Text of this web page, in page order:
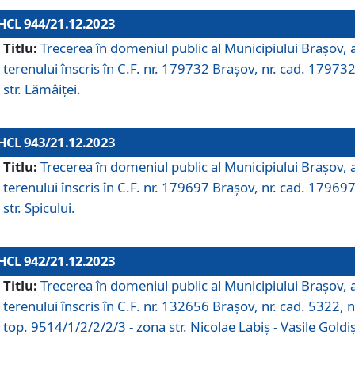
944/21.12.2023
Titlu: Trecerea în domeniul public al Municipiului Braşov,
terenului înscris în C.F. nr. 179732 Brașov, nr. cad.
str. Lămâiței.
943/21.12.2023
Titlu: Trecerea în domeniul public al Municipiului Braşov,
terenului înscris în C.F. nr. 179697 Brașov, nr. cad.
str. Spicului.
942/21.12.2023
Titlu: Trecerea în domeniul public al Municipiului Braşov,
terenului înscris în C.F. nr. 132656 Brașov, nr. cad. 5322,
top. 9514/1/2/2/2/3 - zona str. Nicolae Labiș - Vasile